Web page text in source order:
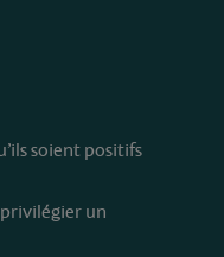
soient positifs
un